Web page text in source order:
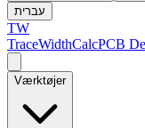
עברית
TW
TraceWidthCalcPCB
Værktøjer